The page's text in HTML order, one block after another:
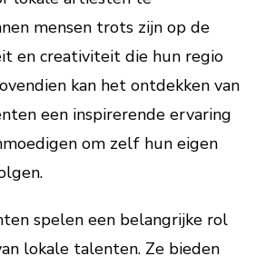
mensen trots zijn op de
en creativiteit die hun regio
kan het ontdekken van
een inspirerende ervaring
om zelf hun eigen
spelen een belangrijke rol
lokale talenten. Ze bieden